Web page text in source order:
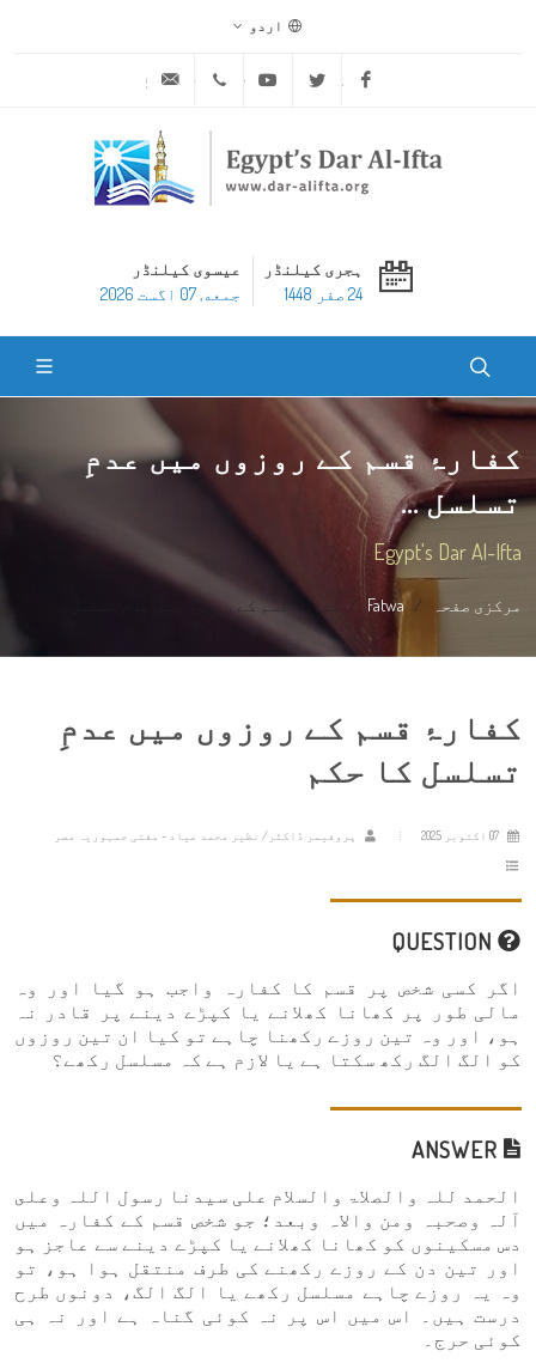
اردو
Facebook
Twitter
Youtube
ہجری کیلنڈر
24 صفر 1448
عیسوی کیلنڈر
جمعه, 07 اگست 2026
کفارۂ قسم کے روزوں میں عدمِ
تسلسل ...
Egypt's Dar Al-Ifta
مرکزی صفحہ Fatwa کفارۂ قسم کے روزوں میں عدمِ تسلسل ...
کفارۂ قسم کے روزوں میں عدمِ
تسلسل کا حکم
پروفیسر ڈاکٹر/ نظیر محمد عیاد - مفتی جمہوریہ مصر
اگر کسی شخص پر قسم کا کفارہ واجب ہو گیا اور وہ
مالی طور پر کھانا کھلانے یا کپڑے دینے پر قادر نہ
ہو، اور وہ تین روزے رکھنا چاہے تو کیا ان تین روزوں
کو الگ الگ رکھ سکتا ہے یا لازم ہے کہ مسلسل رکھے؟
الحمد للہ والصلاۃ والسلام علی سیدنا رسول اللہ وعلى
آلہ وصحبہ ومن والاہ وبعد؛ جو شخص قسم کے کفارہ میں
دس مسکینوں کو کھانا کھلانے یا کپڑے دینے سے عاجز ہو
اور تین دن کے روزے رکھنے کی طرف منتقل ہوا ہو، تو
وہ یہ روزے چاہے مسلسل رکھے یا الگ الگ، دونوں طرح
درست ہیں۔ اس میں اس پر نہ کوئی گناہ ہے اور نہ ہی
کوئی حرج۔